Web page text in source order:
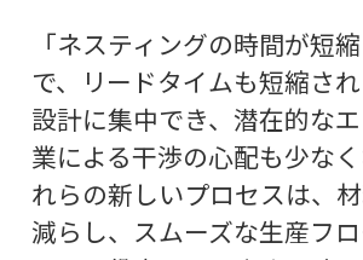
「ネスティングの時間が短
で、リードタイムも短縮さ
設計に集中でき、潜在的な
業による干渉の心配も少な
れらの新しいプロセスは、
減らし、スムーズな生産フ